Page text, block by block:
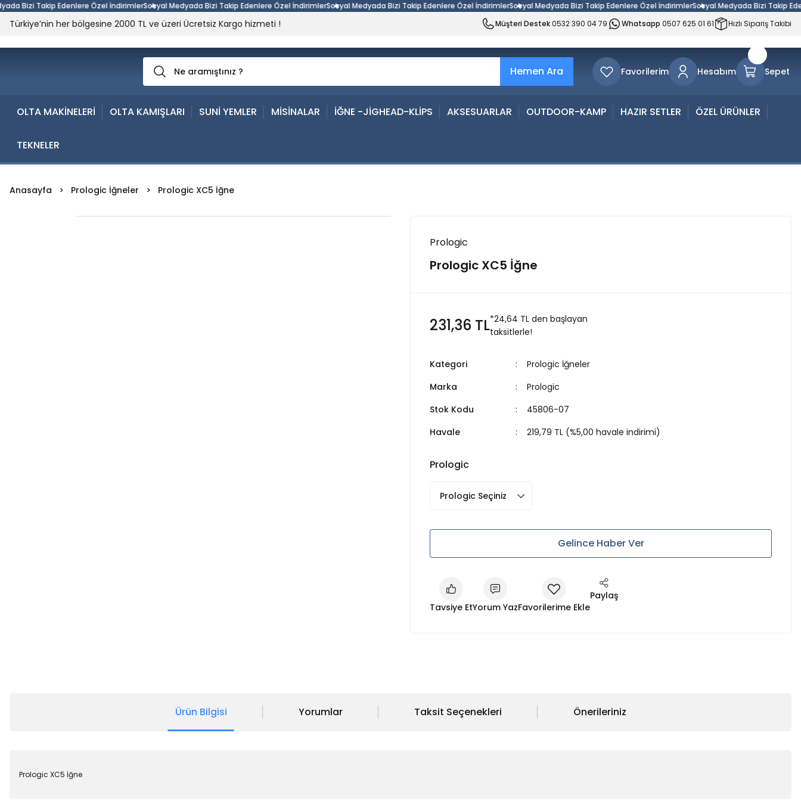
Bizi Takip Edenlere Özel İndirimlerSosyal Medyada Bizi Takip Edenlere Özel İndirimlerSosyal Medyada Bizi Takip Edenlere Özel İndirimlerSosyal Medyada Bizi Takip Edenlere Özel İndirimlerSosyal Medyada Bizi Takip
Türkiye’nin her bölgesine 2000 TL ve üzeri Ücretsiz Kargo hizmeti ! Müşteri Destek0532 390 04 79 Whatsapp 0507 625 01 61 Hızlı Sipariş Takibi
Hemen Ara Favorilerim Hesabım Sepet
OLTA MAKİNELERİ OLTA KAMIŞLARI SUNİ YEMLER MİSİNALAR İĞNE -JİGHEAD-KLİPS AKSESUARLAR OUTDOOR-KAMP HAZIR SETLER ÖZEL ÜRÜNLER
TEKNELER
Anasayfa Prologic İğneler Prologic XC5 İğne
Prologic
Prologic XC5 İğne
231,36 TL*24,64 TL den başlayan
taksitlerle!
Kategori
Prologic İğneler
Marka
Prologic
Stok Kodu
45806-07
Havale
219,79 TL (%5,00 havale indirimi)
Prologic
Gelince Haber Ver
Tavsiye EtYorum Yaz
Paylaş
Ürün Bilgisi Yorumlar Taksit Seçenekleri Önerileriniz
Prologic XC5 İğne